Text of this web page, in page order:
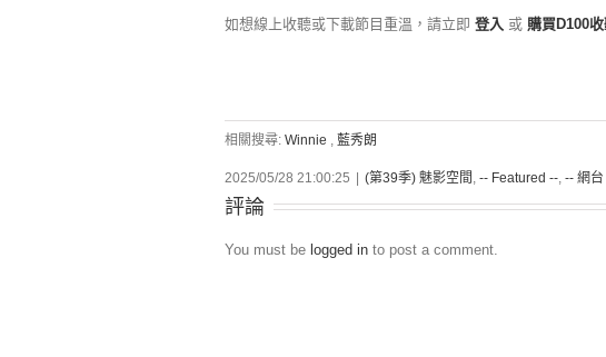
如想線上收聽或下載節目重溫，請立即 登入 或 購買D100
相關搜尋: Winnie , 藍秀朗
2025/05/28 21:00:25 (第39季) 魅影空間 , -- Featured --, -- 網台
評論
You must be logged in to post a comment.